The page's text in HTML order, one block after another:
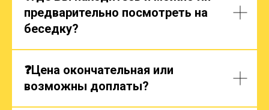
предварительно посмотреть на
беседку?
❓Цена окончательная или
возможны доплаты?